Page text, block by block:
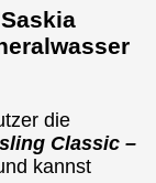
die
Classic –
kannst